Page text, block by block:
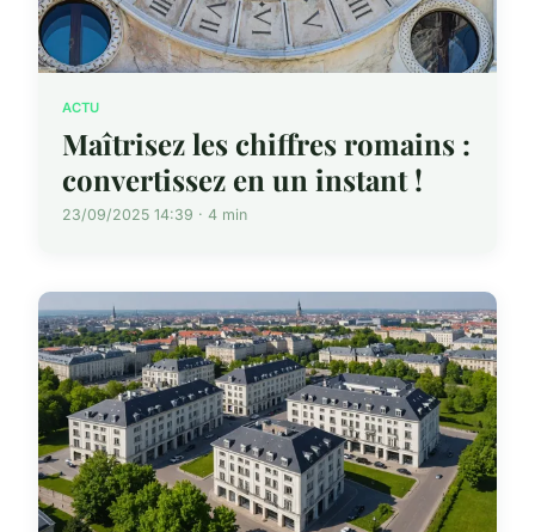
ACTU
Maîtrisez les chiffres romains :
convertissez en un instant !
23/09/2025 14:39 · 4 min